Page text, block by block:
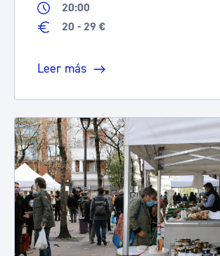
20:00
20 - 29 €
Leer más